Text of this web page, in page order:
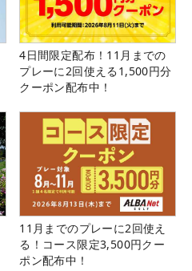
4日間限定配布！11月までの
プレーに2回使える1,500円分
クーポン配布中！
11月までのプレーに2回使え
る！コース限定3,500円クー
ポン配布中！